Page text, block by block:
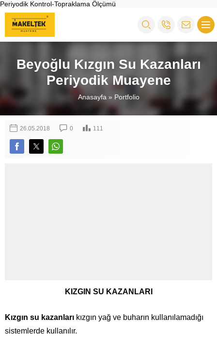
Periyodik Kontrol-Topraklama Ölçümü
Beyoğlu Kızgın Su Kazanları
Periyodik Muayene
Anasayfa » Portfolio
26.05.2018 0 111
KIZGIN SU KAZANLARI
Kızgın su kazanları kızgın yağ ve buharın kullanılamadığı
sistemlerde kullanılır.